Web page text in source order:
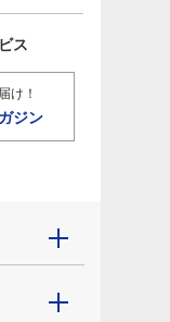
ス
け！
ジン